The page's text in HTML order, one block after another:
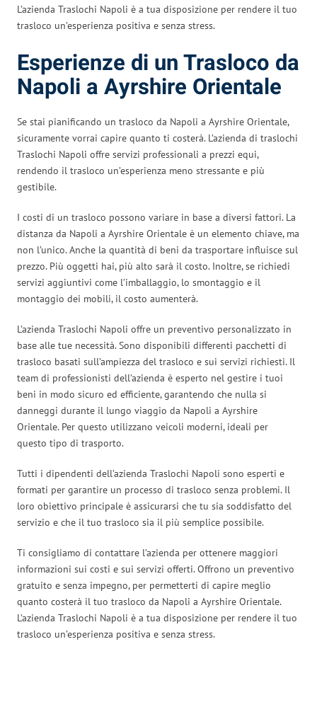
L’azienda Traslochi Napoli è a tua disposizione per rendere il tuo
trasloco un’esperienza positiva e senza stress.
Esperienze di un Trasloco da
Napoli a Ayrshire Orientale
Se stai pianificando un trasloco da Napoli a Ayrshire Orientale,
sicuramente vorrai capire quanto ti costerà. L’azienda di traslochi
Traslochi Napoli offre servizi professionali a prezzi equi,
rendendo il trasloco un’esperienza meno stressante e più
gestibile.
I costi di un trasloco possono variare in base a diversi fattori. La
distanza da Napoli a Ayrshire Orientale è un elemento chiave, ma
non l’unico. Anche la quantità di beni da trasportare influisce sul
prezzo. Più oggetti hai, più alto sarà il costo. Inoltre, se richiedi
servizi aggiuntivi come l’imballaggio, lo smontaggio e il
montaggio dei mobili, il costo aumenterà.
L’azienda Traslochi Napoli offre un preventivo personalizzato in
base alle tue necessità. Sono disponibili differenti pacchetti di
trasloco basati sull’ampiezza del trasloco e sui servizi richiesti. Il
team di professionisti dell’azienda è esperto nel gestire i tuoi
beni in modo sicuro ed efficiente, garantendo che nulla si
danneggi durante il lungo viaggio da Napoli a Ayrshire
Orientale. Per questo utilizzano veicoli moderni, ideali per
questo tipo di trasporto.
Tutti i dipendenti dell’azienda Traslochi Napoli sono esperti e
formati per garantire un processo di trasloco senza problemi. Il
loro obiettivo principale è assicurarsi che tu sia soddisfatto del
servizio e che il tuo trasloco sia il più semplice possibile.
Ti consigliamo di contattare l’azienda per ottenere maggiori
informazioni sui costi e sui servizi offerti. Offrono un preventivo
gratuito e senza impegno, per permetterti di capire meglio
quanto costerà il tuo trasloco da Napoli a Ayrshire Orientale.
L’azienda Traslochi Napoli è a tua disposizione per rendere il tuo
trasloco un’esperienza positiva e senza stress.